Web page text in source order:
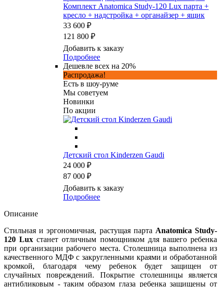
Комплект Anatomica Study-120 Lux парта +
кресло + надстройка + органайзер + ящик
33 600 ₽
121 800 ₽
Добавить к заказу
Подробнее
Дешевле всех на 20%
Распродажа!
Есть в шоу-руме
Мы советуем
Новинки
По акции
Детский стол Kinderzen Gaudi
24 000 ₽
87 000 ₽
Добавить к заказу
Подробнее
Описание
Стильная и эргономичная, растущая парта Anatomica Study-
120 Luxстанет отличным помощником для вашего ребенка
при организации рабочего места. Столешница выполнена из
качественного МДФ с закругленными краями и обработанной
кромкой, благодаря чему ребенок будет защищен от
случайных повреждений. Покрытие столешницы является
антибликовым - таким образом глаза ребенка защищены от